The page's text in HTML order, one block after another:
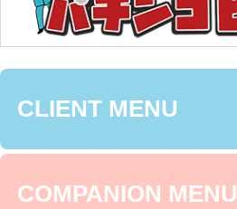
CLIENT MENU
COMPANION MENU